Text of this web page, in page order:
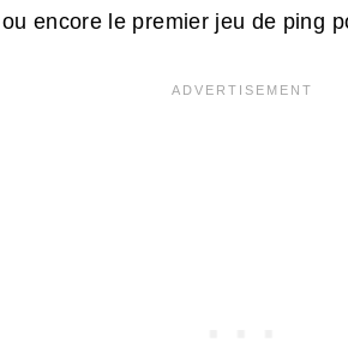
encore le premier jeu de ping